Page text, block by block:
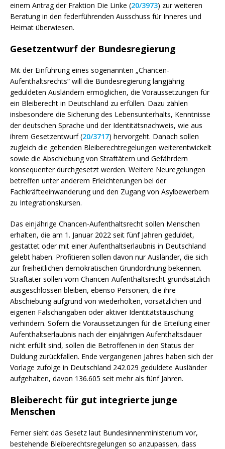
einem Antrag der Fraktion Die Linke (20/3973) zur weiteren
Beratung in den federführenden Ausschuss für Inneres und
Heimat überwiesen.
Gesetzentwurf der Bundesregierung
Mit der Einführung eines sogenannten „Chancen-
Aufenthaltsrechts“ will die Bundesregierung langjährig
geduldeten Ausländern ermöglichen, die Voraussetzungen für
ein Bleiberecht in Deutschland zu erfüllen. Dazu zählen
insbesondere die Sicherung des Lebensunterhalts, Kenntnisse
der deutschen Sprache und der Identitätsnachweis, wie aus
ihrem Gesetzentwurf (20/3717) hervorgeht. Danach sollen
zugleich die geltenden Bleiberechtregelungen weiterentwickelt
sowie die Abschiebung von Straftätern und Gefährdern
konsequenter durchgesetzt werden. Weitere Neuregelungen
betreffen unter anderem Erleichterungen bei der
Fachkräfteeinwanderung und den Zugang von Asylbewerbern
zu Integrationskursen.
Das einjährige Chancen-Aufenthaltsrecht sollen Menschen
erhalten, die am 1. Januar 2022 seit fünf Jahren geduldet,
gestattet oder mit einer Aufenthaltserlaubnis in Deutschland
gelebt haben. Profitieren sollen davon nur Ausländer, die sich
zur freiheitlichen demokratischen Grundordnung bekennen.
Straftäter sollen vom Chancen-Aufenthaltsrecht grundsätzlich
ausgeschlossen bleiben, ebenso Personen, die ihre
Abschiebung aufgrund von wiederholten, vorsätzlichen und
eigenen Falschangaben oder aktiver Identitätstäuschung
verhindern. Sofern die Voraussetzungen für die Erteilung einer
Aufenthaltserlaubnis nach der einjährigen Aufenthaltsdauer
nicht erfüllt sind, sollen die Betroffenen in den Status der
Duldung zurückfallen. Ende vergangenen Jahres haben sich der
Vorlage zufolge in Deutschland 242.029 geduldete Ausländer
aufgehalten, davon 136.605 seit mehr als fünf Jahren.
Bleiberecht für gut integrierte junge
Menschen
Ferner sieht das Gesetz laut Bundesinnenministerium vor,
bestehende Bleiberechtsregelungen so anzupassen, dass